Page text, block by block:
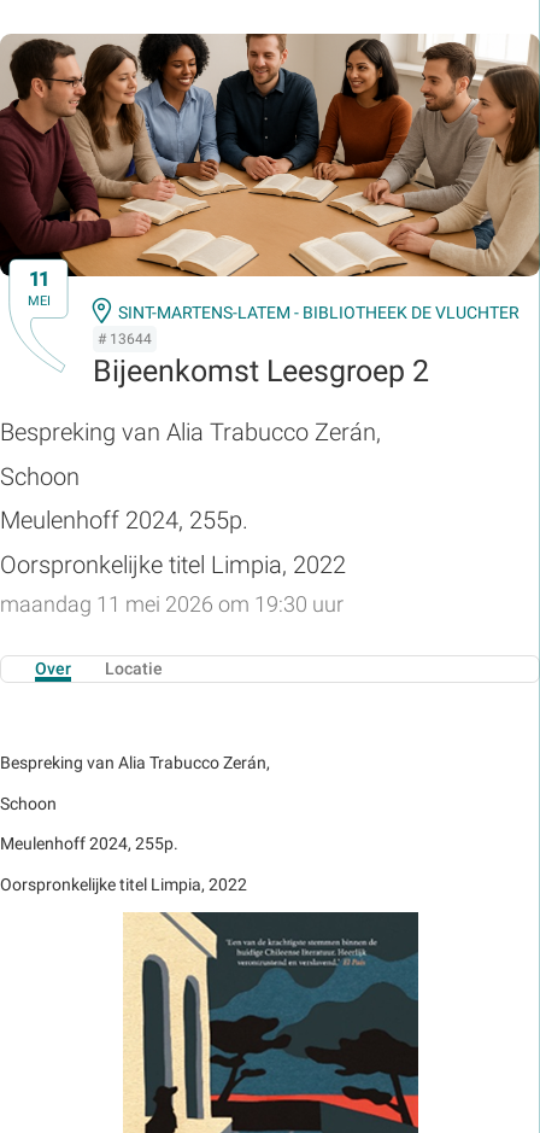
11
MEI
SINT-MARTENS-LATEM - BIBLIOTHEEK DE VLUCHTER
# 13644
Bijeenkomst Leesgroep 2
Bespreking van Alia Trabucco Zerán,
Schoon
Meulenhoff 2024, 255p.
Oorspronkelijke titel Limpia, 2022
maandag 11 mei 2026 om 19:30 uur
Over Locatie
Bespreking van Alia Trabucco Zerán,
Schoon
Meulenhoff 2024, 255p.
Oorspronkelijke titel Limpia, 2022